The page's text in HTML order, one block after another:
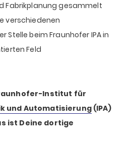
Fabrikplanung gesammelt
verschiedenen
Stelle beim Fraunhofer IPA in
Feld
Institut für
und Automatisierung(IPA)
ist Deine dortige